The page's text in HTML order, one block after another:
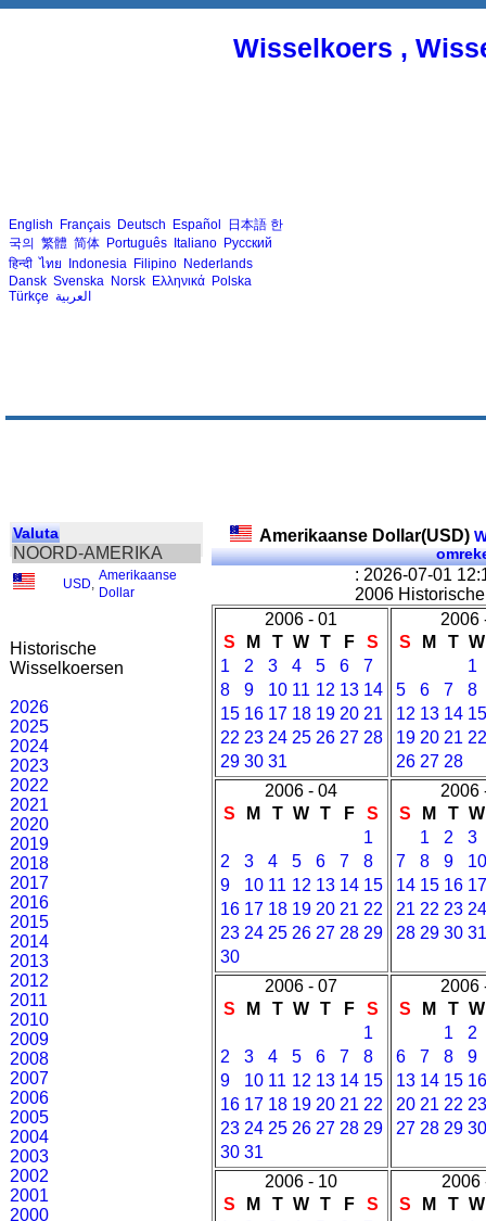
Wisselkoers ,
English Français Deutsch Español 日本語 한
국의 繁體 简体 Português Italiano Русский
हिन्दी ไทย Indonesia Filipino Nederlands
Dansk Svenska Norsk Ελληνικά Polska
Türkçe العربية
Valuta
NOORD-AMERIKA
USD
Amerikaanse
Dollar
Historische
Wisselkoersen
2026
2025
2024
2023
2022
2021
2020
2019
2018
2017
2016
2015
2014
2013
2012
2011
2010
2009
2008
2007
2006
2005
2004
2003
2002
2001
2000
Amerikaanse Dollar(USD)
: 2026-07-01
2006
2006 - 01
S
M T W T F
S
1
2 3 4 5 6
7
8
9 10 11 12 13 14
15 16 17 18 19 20 21
22 23 24 25 26 27 28
29 30 31
2006
S
M T W
1
5
6 7
8
12 13 14 15
19 20 21 22
26 27 28
2006 - 04
S
M T W T F
S
1
2
3 4 5 6 7
8
9
10 11 12 13 14 15
16 17 18 19 20 21 22
23 24 25 26 27 28 29
30
2006
S
M T W
1
2
3
7
8 9
10
14 15 16 17
21 22 23 24
28 29 30 31
2006 - 07
S
M T W T F
S
1
2
3 4 5 6 7
8
9
10 11 12 13 14 15
16 17 18 19 20 21 22
23 24 25 26 27 28 29
30 31
2006
S
M T W
1
2
6
7 8
9
13 14 15 16
20 21 22 23
27 28 29 30
2006 - 10
S
M T W T F
S
2006
S
M T W